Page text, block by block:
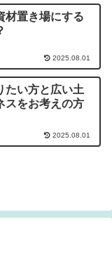
置き場にする
2025.08.01
たい方と広い土
スをお考えの方
2025.08.01